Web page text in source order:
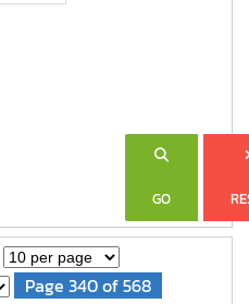
GO
Page 340 of 568